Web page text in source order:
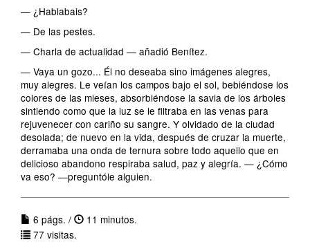
— ¿Hablabais?
— De las pestes.
— Charla de actualidad — añadió Benítez.
— Vaya un gozo... Él no deseaba sino imágenes alegres,
muy alegres. Le veían los campos bajo el sol, bebiéndose los
colores de las mieses, absorbiéndose la savia de los árboles
sintiendo como que la luz se le filtraba en las venas para
rejuvenecer con cariño su sangre. Y olvidado de la ciudad
desolada; de nuevo en la vida, después de cruzar la muerte,
derramaba una onda de ternura sobre todo aquello que en
delicioso abandono respiraba salud, paz y alegría. — ¿Cómo
va eso? —preguntóle alguien.
6 págs. /
11 minutos.
77 visitas.